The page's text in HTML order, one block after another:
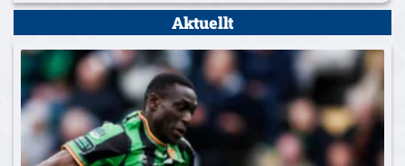
Aktuellt